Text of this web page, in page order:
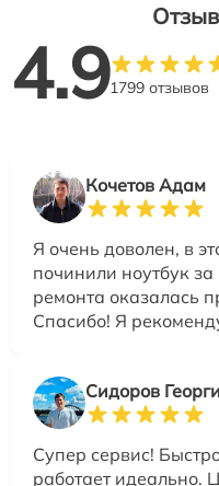
4.91799 отзывов
Кочетов Адам
Я очень доволен, в
починили ноутбук
ремонта оказалась
Спасибо! Я
Сидоров
Супер сервис!
работает идеально.